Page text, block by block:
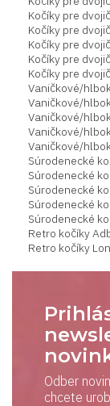
Kočíky pre
Kočíky pre
Kočíky pre
Kočíky pre
Kočíky pre
Vaničkové/
Vaničkové/
Vaničkové/
Vaničkové/
Vaničkové/
Súrodenecké
Súrodenecké
Súrodenecké
Súrodenecké
Súrodenecké
Retro kočíky
Retro kočíky
Odber
chcete